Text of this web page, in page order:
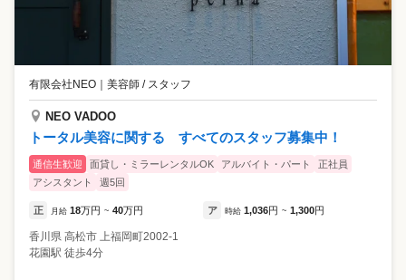
有限会社NEO 美容師 / スタッフ
NEO VADOO
トータル美容に関する すべてのスタッフ募集中！
通信生歓迎 面貸し・ミラーレンタルOK アルバイト・パート
正社員
アシスタント
週5回
正 月給 18万円 ~ 40万円 ア 時給 1,036円 ~ 1,300円
香川県 高松市 上福岡町2002-1
花園駅 徒歩4分